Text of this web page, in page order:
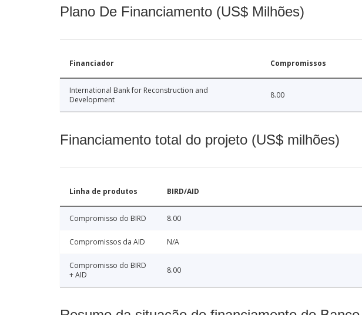
Plano De Financiamento (US$ Milhões)
Financiador Compromissos
International Bank for Reconstruction and
Development
8.00
Financiamento total do projeto (US$ milhões)
Linha de produtos BIRD/AID
Compromisso do BIRD 8.00
Compromissos da AID N/A
Compromisso do BIRD
+ AID
8.00